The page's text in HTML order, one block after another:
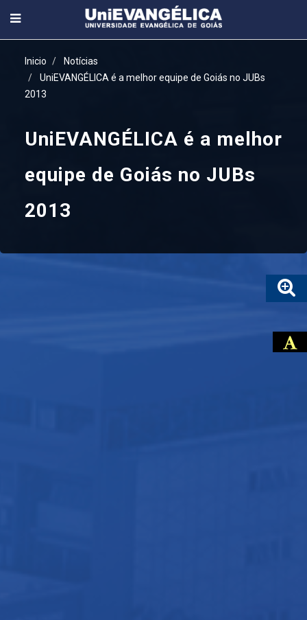
Inicio
Notícias
UniEVANGÉLICA é a melhor equipe de Goiás no JUBs
2013
UniEVANGÉLICA é a melhor
equipe de Goiás no JUBs
2013